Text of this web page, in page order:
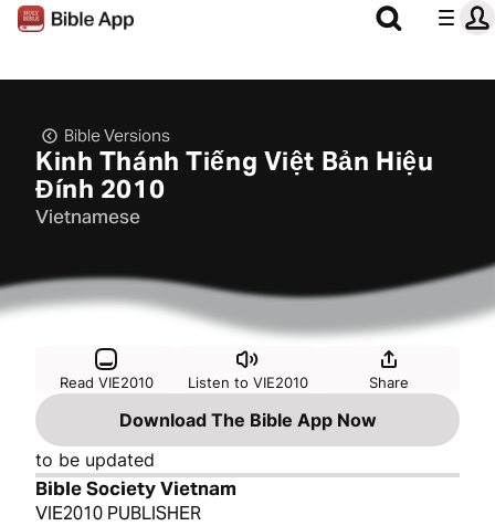
Bible Versions
Kinh Thánh Tiếng Việt Bản Hiệu
Đính 2010
Vietnamese
Read VIE2010 Listen to VIE2010 Share
Download The Bible App Now
to be updated
Bible Society Vietnam
VIE2010 PUBLISHER